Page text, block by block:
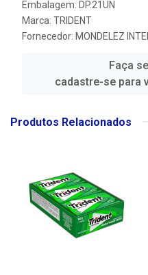
Embalagem: DP.21UN
Marca: TRIDENT
Fornecedor: MONDELEZ
Faça
cadastre-se para
Produtos Relacionados